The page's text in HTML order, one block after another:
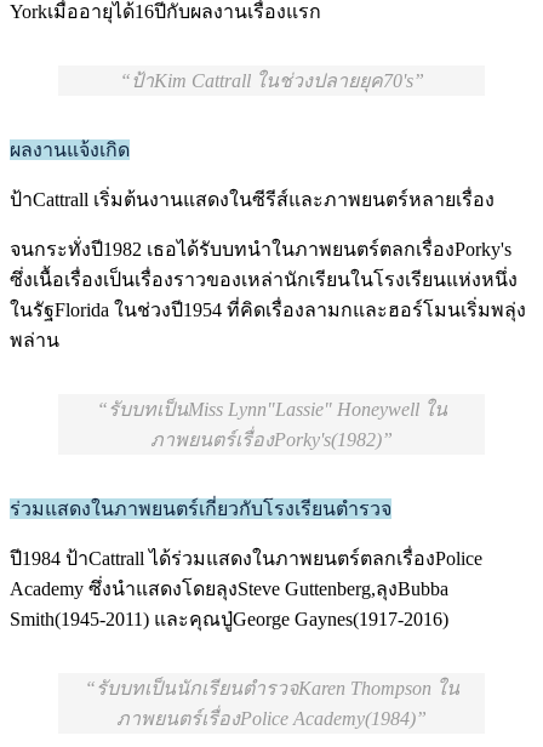
Yorkเมื่ออายุได้16ปีกับผลงานเรื่องแรก
ป้าKim Cattrall ในช่วงปลายยุค70's
ผลงานแจ้งเกิด
ป้าCattrall เริ่มต้นงานแสดงในซีรีส์และภาพยนตร์หลายเรื่อง
จนกระทั่งปี1982 เธอได้รับบทนำในภาพยนตร์ตลกเรื่องPorky's
ซึ่งเนื้อเรื่องเป็นเรื่องราวของเหล่านักเรียนในโรงเรียนแห่งหนึ่ง
ในรัฐFlorida ในช่วงปี1954 ที่คิดเรื่องลามกและฮอร์โมนเริ่มพลุ่ง
พล่าน
รับบทเป็นMiss Lynn"Lassie" Honeywell ใน
ภาพยนตร์เรื่องPorky's(1982)
ร่วมแสดงในภาพยนตร์เกี่ยวกับโรงเรียนตำรวจ
ปี1984 ป้าCattrall ได้ร่วมแสดงในภาพยนตร์ตลกเรื่องPolice
Academy ซึ่งนำแสดงโดยลุงSteve Guttenberg,ลุงBubba
Smith(1945-2011) และคุณปู่George Gaynes(1917-2016)
รับบทเป็นนักเรียนตำรวจKaren Thompson ใน
ภาพยนตร์เรื่องPolice Academy(1984)